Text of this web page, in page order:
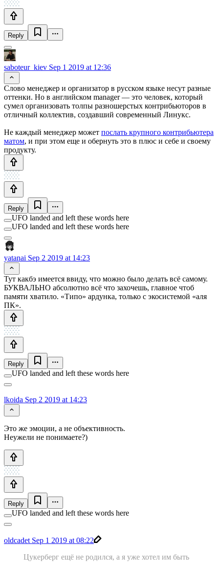
Reply
saboteur_kiev Sep 1 2019 at 12:36
Слово менеджер и организатор в русском языке несут разные
оттенки. Но в английском manager — это человек, который
сумел организовать толпы разношерстых контрибьюторов в
отличный коллектив, создавший современный Линукс.
Не каждый менеджер может послать крупного контрибьютера
матом, и при этом еще и обернуть это в плюс и себе и своему
продукту.
Reply
UFO landed and left these words here
UFO landed and left these words here
yatanai Sep 2 2019 at 14:23
Тут какбэ имеется ввиду, что можно было делать всё самому.
БУКВАЛЬНО абсолютно всё что захочешь, главное чтоб
памяти хватило. «Типо» ардунка, только с экосистемой «аля
ПК».
Reply
UFO landed and left these words here
lkoida Sep 2 2019 at 14:23
Это же эмоции, а не объективность.
Неужели не понимаете?)
Reply
UFO landed and left these words here
oldcadet Sep 1 2019 at 08:22
Цукерберг ещё не родился, а я уже хотел им быть